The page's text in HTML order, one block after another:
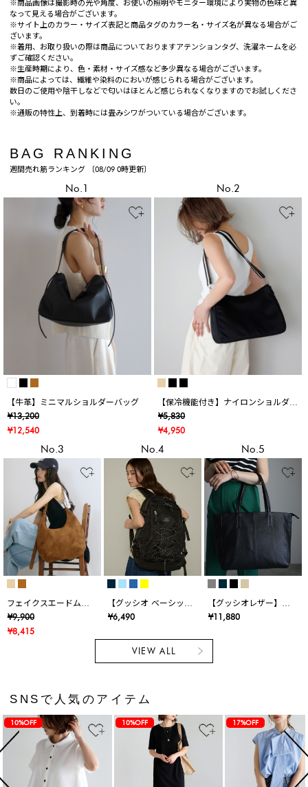
※商品画像は撮影時の光や角度、お使いの照明やモニター環境により実物の色味と異
なって見える場合がございます。
※サイト上のカラー・サイズ表記と商品タグのカラー名・サイズ名が異なる場合がご
ざいます。
※着用、お取り扱いの際は商品についておりますアテンションタグ、洗濯ネームを必
ずご確認ください。
※生産時期により、色・素材・サイズ感など多少異なる場合がございます。
※商品によっては、繊維や染料のにおいが感じられる場合がございます。
数日のご使用や陰干しなどで匂いはほとんど感じられなくなりますのでお試しくださ
い。
※通販の特性上、到着時には畳みシワがついている場合がございます。
BAG RANKING
週間売れ筋ランキング 〔08/09 0時更新〕
No.1
【牛革】ミニマルショルダーバッグ
¥13,200
¥12,540
No.2
【保冷機能付き】ナイロンショルダー
バッグ
¥5,830
¥4,950
No.3
フェイクスエードムー
ンショルダートートバ
ッグ
¥9,900
¥8,415
No.4
【グッシオ ベーシッ
ク】バックパック 30L
ユニセックス
¥6,490
No.5
【グッシオレザー】牛
革 トートバッグ 通
ザー
¥11,880
VIEW ALL
SNSで人気のアイテム
10%OFF 10%OFF 17%OFF